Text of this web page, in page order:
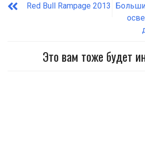
Red Bull Rampage 2013
Это вам тоже будет